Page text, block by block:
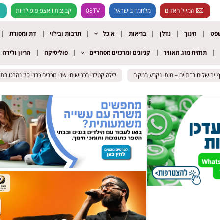
המייל האדום מלחמה בישראל 08TV קבוצות וואצפ פופולריות
חינוך נדלן בריאות אוכל תרבות ובילוי דת ומסורת
תחזית מזג האוויר קניונים ומרכזים מסחריים פוליטיקה הריון ולידה
לילה קטלני בכבישים: שני רוכבים כבני 30 נהרגו בתאונות באילת ובבית שמש
לילה קטלני בכבישים: שני רוכבים כבני 30 נהרגו בתאונות באילת ובבית שמש